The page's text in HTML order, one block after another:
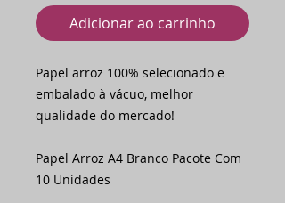
Adicionar ao carrinho
Papel arroz 100% selecionado e
embalado à vácuo, melhor
qualidade do mercado!
Papel Arroz A4 Branco Pacote Com
10 Unidades